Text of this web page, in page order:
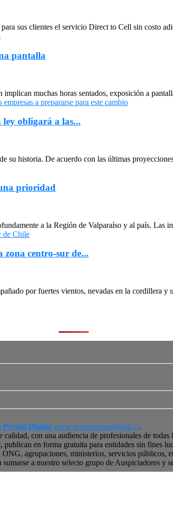
sus clientes el servicio Direct to Cell sin costo
pantalla
muchas horas sentados, exposición a
ley obligará a las...
su historia. De acuerdo con las últimas
prioridad
a la Región de Valparaíso y al país. Las
zona centro-sur de...
por fuertes vientos, nevadas en la cordillera y
Prensa Digital www.grupoprensadigital.cl.
con una audiencia de profesionales de
publican en forma gratuita para entidades sin fines
agrupaciones, ministerios, servicios públicos,
a nuestro selecto grupo de Auspiciadores y